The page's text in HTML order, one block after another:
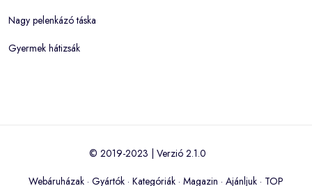
Nagy pelenkázó táska
Gyermek hátizsák
© 2019-2023 | Verzió 2.1.0
Webáruházak · Gyártók · Kategóriák · Magazin · Ajánljuk · TOP